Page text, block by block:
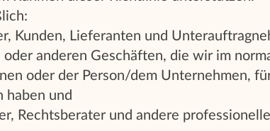
Kunden, Lieferanten und
oder anderen Geschäften, die wir im
oder der Person/dem Unternehmen,
haben und
Rechtsberater und andere